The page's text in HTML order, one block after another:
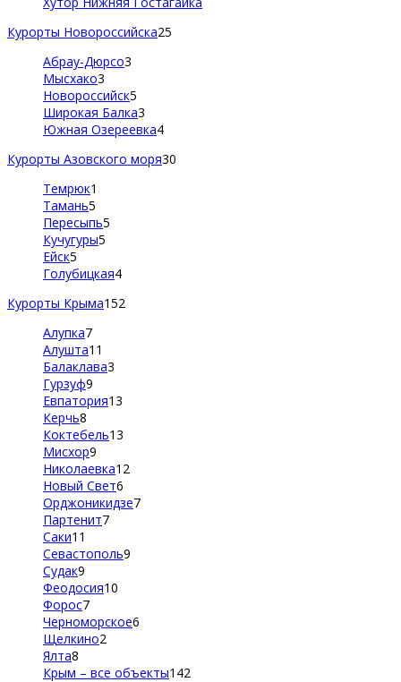
Курорты Новороссийска25
Абрау-Дюрсо3
Мысхако3
Новороссийск5
Широкая Балка3
Южная Озереевка4
Курорты Азовского моря30
Темрюк1
Тамань5
Пересыпь5
Кучугуры5
Ейск5
Голубицкая4
Курорты Крыма152
Алупка7
Алушта11
Балаклава3
Гурзуф9
Евпатория13
Керчь8
Коктебель13
Мисхор9
Николаевка12
Новый Свет6
Орджоникидзе7
Партенит7
Саки11
Севастополь9
Судак9
Феодосия10
Форос7
Черноморское6
Щелкино2
Ялта8
Крым – все объекты142